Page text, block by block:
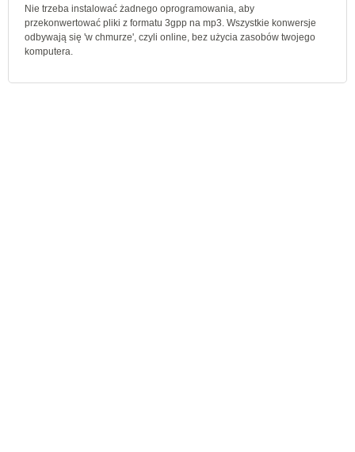
Nie trzeba instalować żadnego oprogramowania, aby
przekonwertować pliki z formatu 3gpp na mp3. Wszystkie konwersje
odbywają się 'w chmurze', czyli online, bez użycia zasobów twojego
komputera.